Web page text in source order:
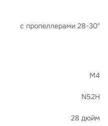
с пропеллерами 28-30"
М4
N52H
28 дюйм